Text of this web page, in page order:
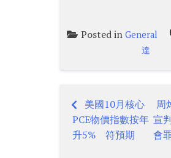
Posted in General
達
Post
navigation
美國10月核心
PCE物價指數按年
升5% 符預期
周
宣
會